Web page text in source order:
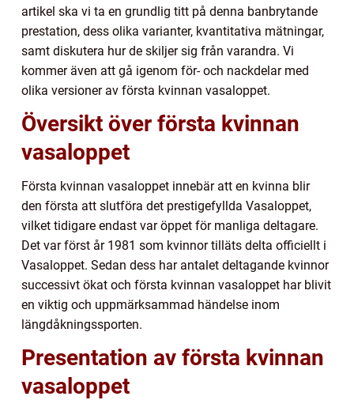
artikel ska vi ta en grundlig titt på denna banbrytande
prestation, dess olika varianter, kvantitativa mätningar,
samt diskutera hur de skiljer sig från varandra. Vi
kommer även att gå igenom för- och nackdelar med
olika versioner av första kvinnan vasaloppet.
Översikt över första kvinnan
vasaloppet
Första kvinnan vasaloppet innebär att en kvinna blir
den första att slutföra det prestigefyllda Vasaloppet,
vilket tidigare endast var öppet för manliga deltagare.
Det var först år 1981 som kvinnor tilläts delta officiellt i
Vasaloppet. Sedan dess har antalet deltagande kvinnor
successivt ökat och första kvinnan vasaloppet har blivit
en viktig och uppmärksammad händelse inom
längdåkningssporten.
Presentation av första kvinnan
vasaloppet